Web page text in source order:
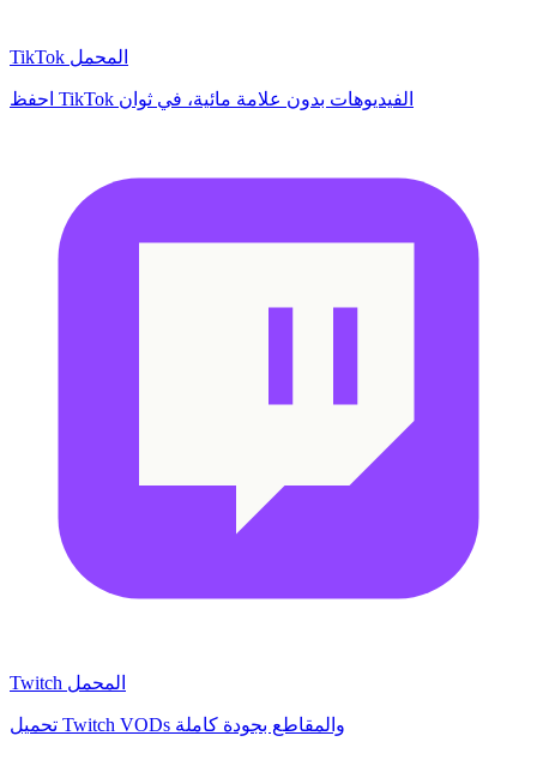
TikTok المحمل
احفظ TikTok الفيديوهات بدون علامة مائية، في ثوان
Twitch المحمل
تحميل Twitch VODs والمقاطع بجودة كاملة